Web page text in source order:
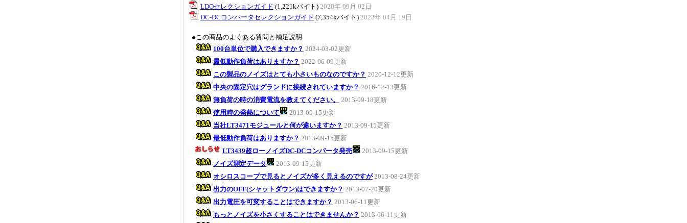
LDOセレクションガイド (1,221kバイト) 2020年 09月 02日
DC-DCコンバータセレクションガイド (7,354kバイト) 2023年 04月 19日
●この商品のよくある質問と補足説明
100台単位で購入できますか？ 2024-03-02更新
最低動作負荷はありますか？ 2022-06-09更新
この製品のノイズはとても小さいものなのですか？ 2020-12-12更新
中央の固定穴はグランドに接続されていますか？ 2016-12-13更新
無負荷の時の消費電流を教えてください。
2013-09-18更新
使用時の発熱について
2013-09-15更新
当社LT3471モジュールと何が違いますか？ 2013-09-15更新
最低動作負荷はありますか？ 2013-09-15更新
LT3439超ローノイズDC-DCコンバータ発売
2013-09-15更新
ノイズ測定データ
2013-09-15更新
オシロスコープで見るとノイズが多く見えるのですが 2013-08-24更新
出力のOFF(シャットダウン)はできますか？ 2013-07-20更新
出力電圧を可変することはできますか？ 2013-06-11更新
もっとノイズを小さくすることはできませんか？ 2013-06-11更新